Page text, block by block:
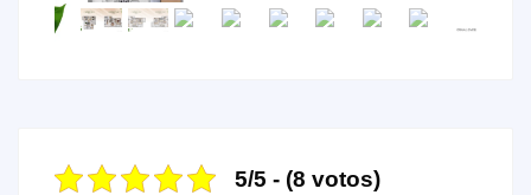
5/5 - (8 votos)